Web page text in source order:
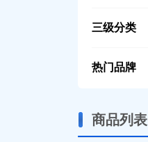
三级分类
热门品牌
商品列表